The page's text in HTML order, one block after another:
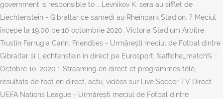
government is responsible to … Levnikov K. sera au sifflet de
Liechtenstein - Gibraltar ce samedi au Rheinpark Stadion. ? Meciul
începe la 19:00 pe 10 octombrie 2020. Victoria Stadium Arbitre:
Trustin Farrugia Cann. Friendlies - Urmărești meciul de Fotbal dintre
Gibraltar și Liechtenstein în direct pe Eurosport. %affiche_match% ::
Octobre 10, 2020 :: Streaming en direct et programmes télé,
résultats de foot en direct, actu, vidéos sur Live Soccer TV Direct
UEFA Nations League - Urmărești meciul de Fotbal dintre